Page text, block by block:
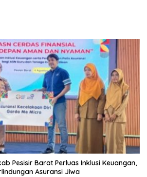
Pesisir Barat Perluas Inklusi Keuangan,
Asuransi Jiwa